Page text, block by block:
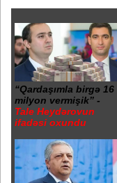
“Qardaşımla birgə 16
milyon vermişik” -
Tale Heydərovun
ifadəsi oxundu